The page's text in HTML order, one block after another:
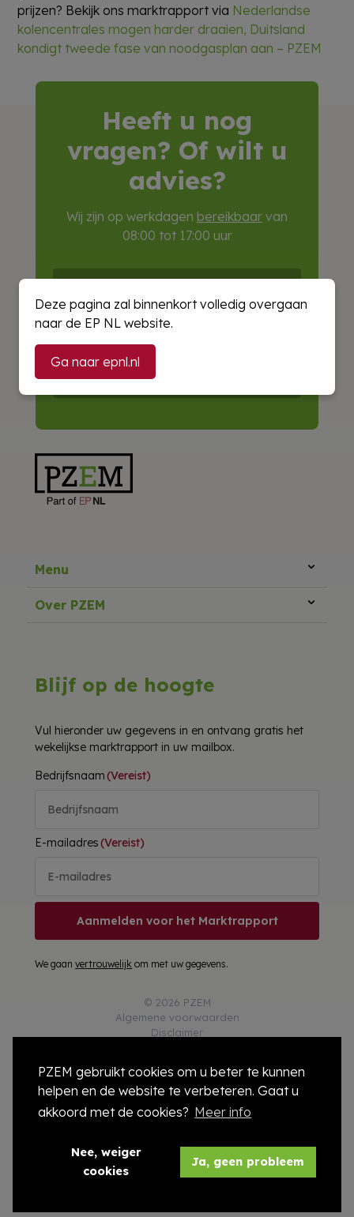
PZEM gebruikt cookies om u beter te kunnen
helpen en de website te verbeteren. Gaat u
akkoord met de cookies? Meer info
Nee, weiger
cookies
Ja, geen probleem
prijzen? Bekijk ons marktrapport via Nederlandse
kolencentrales mogen harder draaien, Duitsland
kondigt tweede fase van noodgasplan aan – PZEM
Heeft u nog
vragen? Of wilt u
advies?
Wij zijn op werkdagen bereikbaar van
08:00 tot 17:00 uur
Bel 088 1346 000
E-mail ons
Menu
Over PZEM
Blijf op de hoogte
Vul hieronder uw gegevens in en ontvang gratis het
wekelijkse marktrapport in uw mailbox.
Bedrijfsnaam(Vereist)
E-mailadres(Vereist)
Aanmelden voor het Marktrapport
We gaanvertrouwelijk om met uw gegevens.
© 2026 PZEM
Algemene voorwaarden
Disclaimer
Cookies
Colofon
Compliance
Modelcontract
Deze pagina zal binnenkort volledig overgaan
naar de EP NL website.
Ga naar epnl.nl